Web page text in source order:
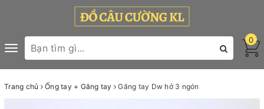
Toggle
navigation
0
Trang chủ Ống tay + Găng tay Găng tay Dw hở 3 ngón